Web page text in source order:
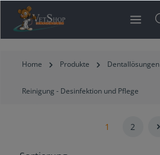
springen
Home Produkte Dentallösungen
Reinigung - Desinfektion und Pflege
1 2